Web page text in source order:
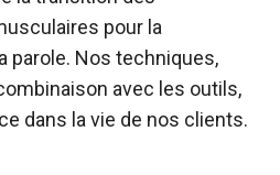
pour la
parole. Nos techniques,
avec les outils,
dans la vie de nos clients.